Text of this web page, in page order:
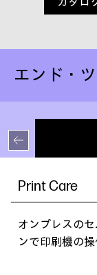
エンド・
Print Care
オンプレスの
ンで印刷機の操